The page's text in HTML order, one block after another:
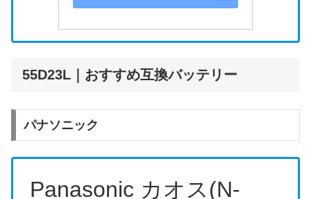
55D23L｜おすすめ互換バッテリー
パナソニック
Panasonic カオス(N-